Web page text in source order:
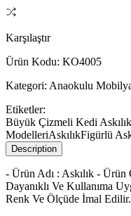
Karşılaştır
Ürün Kodu: KO4005
Kategori: Anaokulu
Etiketler:
Büyük Çizmeli Kedi
ModelleriAskılıkFigürlü
Description
- Ürün Adı : Askılık -
Dayanıklı Ve Kullanıma
Renk Ve Ölçüde İmal Edilir.